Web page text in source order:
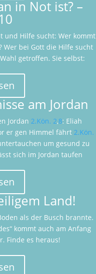
in Not ist? –
und Hilfe sucht: Wer kommt
Wer bei Gott die Hilfe sucht
getroffen. Sie selbst:
am Jordan
Jordan 2.Kön. 2,8: Eliah
er gen Himmel fährt 2.Kön.
um gesund zu
sich im Jordan taufen
Land!
als der Busch brannte.
kommt auch am Anfang
Finde es heraus!